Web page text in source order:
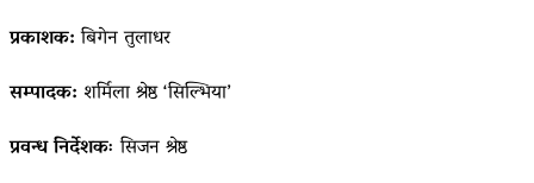
प्रकाशक:बिगेन तुलाधर
सम्पादक: शर्मिला श्रेष्ठ ‘सिल्भिया’
प्रवन्ध निर्देशकःसिजन श्रेष्ठ